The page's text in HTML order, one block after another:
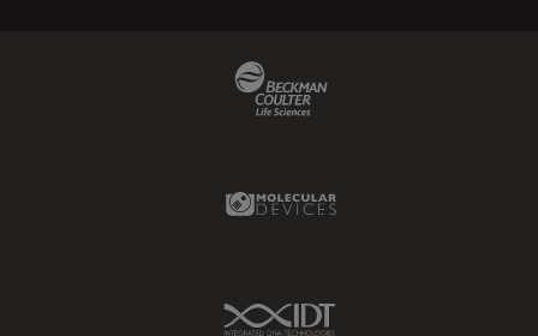
Molecular Devices Link
IDT Link